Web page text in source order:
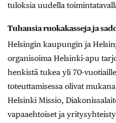
tuloksia uudella
Tuhansia ruokakasseja ja
Helsingin kaupungin ja
organisoima Helsinki-apu
henkistä tukea yli 70-
toteuttamisessa olivat
Helsinki Missio,
vapaaehtoiset ja